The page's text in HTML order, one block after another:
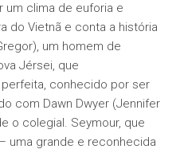
um clima de euforia e
do Vietnã e conta a história
um homem de
Jérsei, que
conhecido por ser
com Dawn Dwyer (Jennifer
o colegial. Seymour, que
uma grande e reconhecida